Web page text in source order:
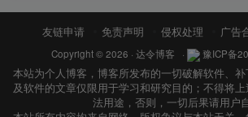
友链申请 免责声明 侵权处理 广告
Copyright © 2026 · 达令博客 · 豫ICP备
本站为个人博客，博客所发布的一切破解软件、
及软件的文章仅限用于学习和研究目的；不得将
法用途，否则，一切后果请用户自